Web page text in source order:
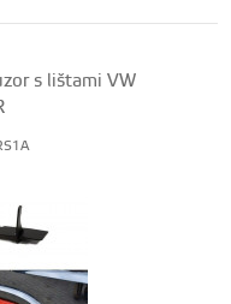
s lištami VW